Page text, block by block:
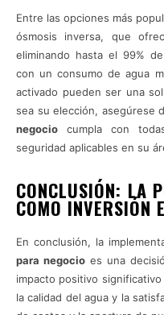
Entre las opciones más
ósmosis inversa, que
eliminando hasta el 99%
con un consumo de agua
activado pueden ser una
sea su elección, asegúrese
negocio cumpla con
seguridad aplicables en su
CONCLUSIÓN: LA
COMO INVERSIÓN
En conclusión, la
para negocio es una
impacto positivo
la calidad del agua y la